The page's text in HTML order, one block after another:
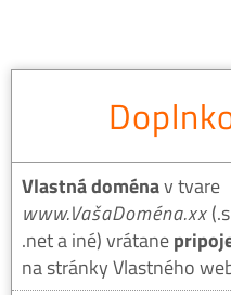
Vlastná doménav tvare
www.VašaDoména.xx
.net a iné) vrátane
na stránky Vlastného